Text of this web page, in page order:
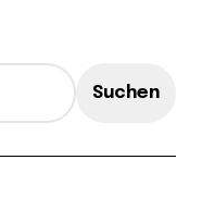
Suchen